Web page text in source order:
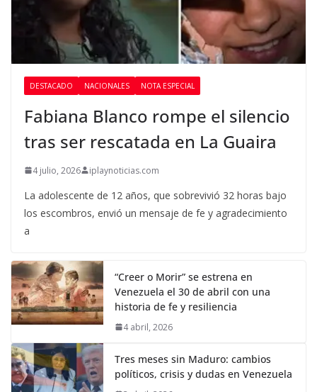
DESTACADO NACIONALES NOTA ESPECIAL
Fabiana Blanco rompe el silencio
tras ser rescatada en La Guaira
4 julio, 2026 iplaynoticias.com
La adolescente de 12 años, que sobrevivió 32 horas bajo
los escombros, envió un mensaje de fe y agradecimiento
a
“Creer o Morir” se estrena en
Venezuela el 30 de abril con una
historia de fe y resiliencia
4 abril, 2026
Tres meses sin Maduro: cambios
políticos, crisis y dudas en Venezuela